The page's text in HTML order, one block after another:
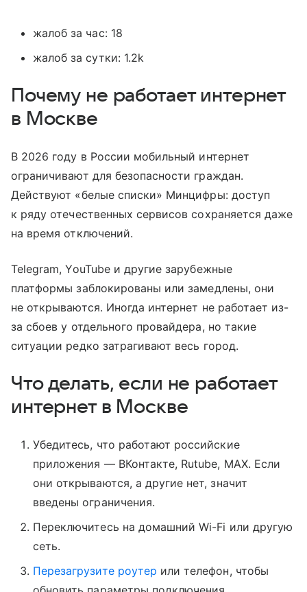
жалоб за час: 18
жалоб за сутки: 1.2k
Почему не работает интернет
в Москве
В 2026 году в России мобильный интернет
ограничивают для безопасности граждан.
Действуют «белые списки» Минцифры: доступ
к ряду отечественных сервисов сохраняется даже
на время отключений.
Telegram, YouTube и другие зарубежные
платформы заблокированы или замедлены, они
не открываются. Иногда интернет не работает из-
за сбоев у отдельного провайдера, но такие
ситуации редко затрагивают весь город.
Что делать, если не работает
интернет в Москве
Убедитесь, что работают российские
приложения — ВКонтакте, Rutube, MAX. Если
они открываются, а другие нет, значит
введены ограничения.
Переключитесь на домашний Wi-Fi или другую
сеть.
Перезагрузите роутер или телефон, чтобы